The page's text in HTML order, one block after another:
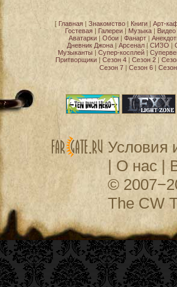
[ Главная| Знакомство| Книги| Арт-
Гостевая | Галереи | Музыка | Видео
Аватарки | Обои | Фанарт |
Дневник Джона| Арсенал| СИЗО |
Музыканты | Супер-косплей |
Притворщики | Сезон 4 | Сезон 2 |
Сезон 7| Сезон 6|
Условия
| О нас |
©
The CW